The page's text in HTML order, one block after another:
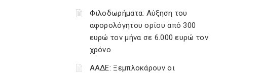
Φιλοδωρήματα: Αύξηση του
αφορολόγητου ορίου από 300
ευρώ τον μήνα σε 6.000 ευρώ τον
χρόνο
ΑΑΔΕ: Ξεμπλοκάρουν οι